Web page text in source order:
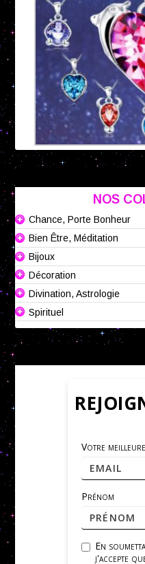
NOS
Chance, Porte Bonheur
Bien Être, Méditation
Bijoux
Décoration
Divination, Astrologie
Spirituel
Votre
Prénom
En
j'accepte